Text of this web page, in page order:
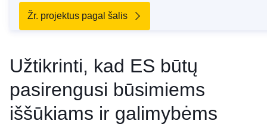
Žr. projektus pagal šalis
Užtikrinti, kad ES būtų
pasirengusi būsimiems
iššūkiams ir galimybėms